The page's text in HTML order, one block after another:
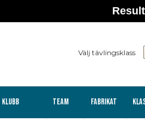
Välj tävlingsklass
Klubb Team Fabrikat